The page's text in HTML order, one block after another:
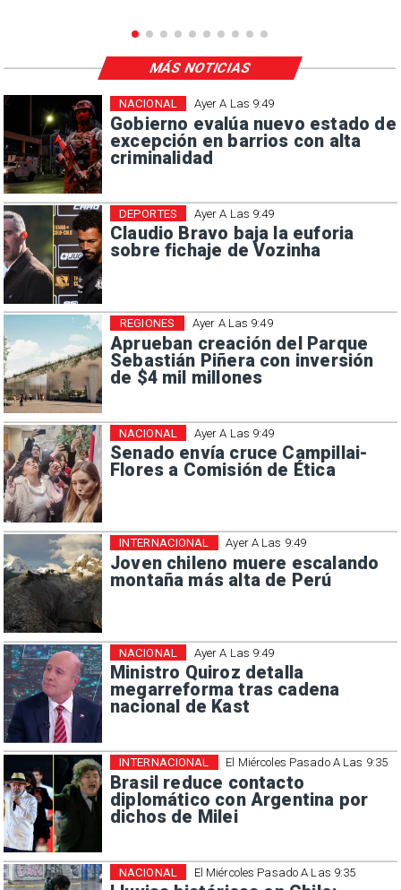
Ayer A Las 9:49
Gobierno evalúa nuevo estado de
excepción en barrios con alta
criminalidad
NACIONAL
Ayer A Las 9:49
Claudio Bravo baja la euforia
sobre fichaje de Vozinha
DEPORTES
Ayer A Las 9:49
Aprueban creación del Parque
Sebastián Piñera con inversión
de $4 mil millones
REGIONES
Ayer A Las 9:49
Senado envía cruce Campillai-
Flores a Comisión de Ética
NACIONAL
Ayer A Las 9:49
Joven chileno muere escalando
montaña más alta de Perú
INTERNACIONAL
Ayer A Las 9:49
Ministro Quiroz detalla
megarreforma tras cadena
nacional de Kast
NACIONAL
El Miércoles Pasado A Las 9:35
Brasil reduce contacto
diplomático con Argentina por
dichos de Milei
INTERNACIONAL
El Miércoles Pasado A Las 9:35
NACIONAL
MÁS NOTICIAS